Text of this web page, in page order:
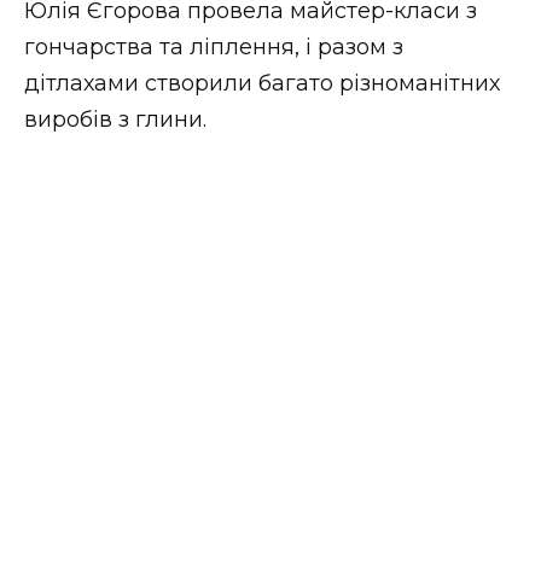
ВІДЕО
Юлія Єгорова провела майстер-класи з
гончарства та ліплення, і разом з
дітлахами створили багато різноманітних
виробів з глини.